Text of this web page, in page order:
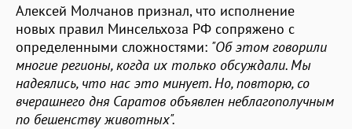
Алексей Молчанов признал, что исполнение
новых правил Минсельхоза РФ сопряжено с
определенными сложностями: "Об этом говорили
многие регионы, когда их только обсуждали. Мы
надеялись, что нас это минует. Но, повторю, со
вчерашнего дня Саратов объявлен неблагополучным
по бешенству животных".